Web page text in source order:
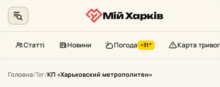
Мій Харків
Статті Новини Погода +31° Карта тривог
Головна/Тег/КП «Харьковский метрополитен»